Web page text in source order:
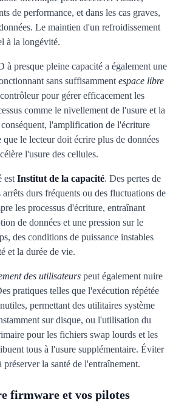
de performance, et dans les cas graves,
Le maintien d'un refroidissement
à la longévité.
presque pleine capacité a également une
sans suffisamment espace libre
pour gérer efficacement les
comme le nivellement de l'usure et la
l'amplification de l'écriture
le lecteur doit écrire plus de données
l'usure des cellules.
est Institut de la capacité. Des pertes de
arrêts durs fréquents ou des fluctuations de
les processus d'écriture, entraînant
de données et une pression sur le
des conditions de puissance instables
et la durée de vie.
des utilisateurs peut également nuire
pratiques telles que l'exécution répétée
permettant des utilitaires système
sur disque, ou l'utilisation du
pour les fichiers swap lourds et les
tous à l'usure supplémentaire. Éviter
la santé de l'entraînement.
firmware et vos pilotes